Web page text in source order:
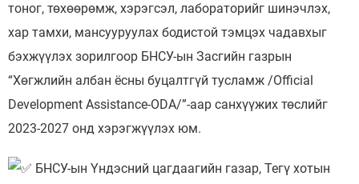
тоног, төхөөрөмж, хэрэгсэл, лабораторийг шинэчлэх,
хар тамхи, мансууруулах бодистой тэмцэх чадавхыг
бэхжүүлэх зорилгоор БНСУ-ын Засгийн газрын
“Хөгжлийн албан ёсны буцалтгүй тусламж /Official
Development Assistance-ODA/”-аар санхүүжих төслийг
2023-2027 онд хэрэгжүүлэх юм.
БНСУ-ын Үндэсний цагдаагийн газар, Тегү хотын